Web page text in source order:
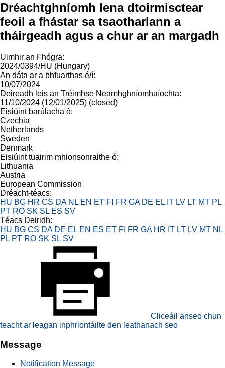
Dréachtghníomh lena dtoirmisctear
feoil a fhástar sa tsaotharlann a
tháirgeadh agus a chur ar an margadh
Uimhir an Fhógra:
2024/0394/HU (Hungary)
An dáta ar a bhfuarthas é/í:
10/07/2024
Deireadh leis an Tréimhse Neamhghníomhaíochta:
11/10/2024 (12/01/2025) (closed)
Eisiúint barúlacha ó:
Czechia
Netherlands
Sweden
Denmark
Eisiúint tuairim mhionsonraithe ó:
Lithuania
Austria
European Commission
Dréacht-téacs:
HU BG HR CS DA NL EN ET FI FR GA DE EL IT LV LT MT PL
PT RO SK SL ES SV
Téacs Deiridh:
HU BG CS DA DE EL EN ES ET FI FR GA HR IT LT LV MT NL
PL PT RO SK SL SV
Cliceáil anseo chun
teacht ar leagan inphriontáilte den leathanach seo
Message
Notification Message